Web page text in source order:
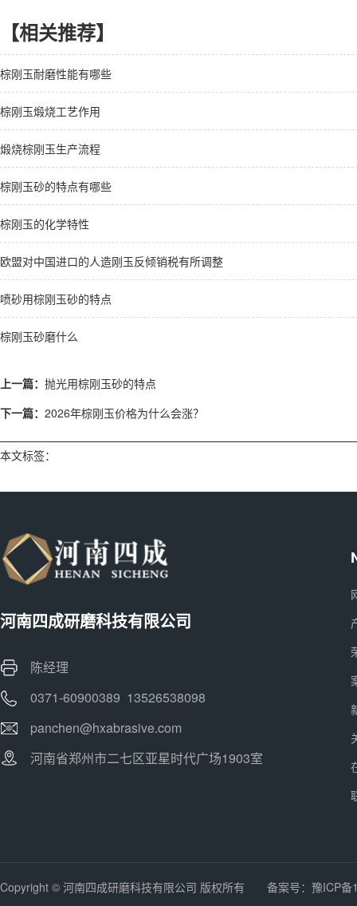
【相关推荐】
棕刚玉耐磨性能有哪些
棕刚玉煅烧工艺作用
煅烧棕刚玉生产流程
棕刚玉砂的特点有哪些
棕刚玉的化学特性
欧盟对中国进口的人造刚玉反倾销税有所调整
喷砂用棕刚玉砂的特点
棕刚玉砂磨什么
上一篇： 抛光用棕刚玉砂的特点
下一篇： 2026年棕刚玉价格为什么会涨？
本文标签：
河南四成研磨科技有限公司
陈经理
0371-60900389 13526538098
panchen@hxabrasive.com
河南省郑州市二七区亚星时代广场1903室
Copyright © 河南四成研磨科技有限公司 版权所有 备案号： 豫ICP备